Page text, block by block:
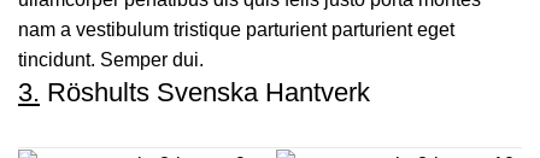
nam a vestibulum tristique parturient parturient eget
tincidunt. Semper dui.
3. Röshults Svenska Hantverk